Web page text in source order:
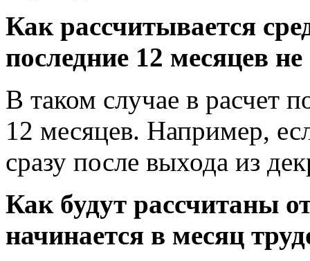
Как рассчитывается
последние 12 месяцев
В таком случае в расчет
12 месяцев. Например,
сразу после выхода из
Как будут рассчитаны
начинается в месяц